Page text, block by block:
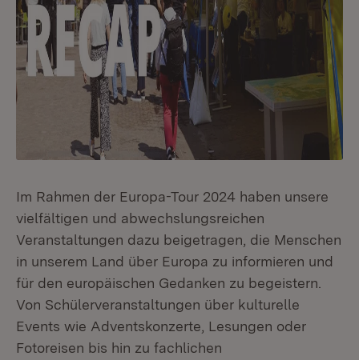
Im Rahmen der Europa-Tour 2024 haben unsere
vielfältigen und abwechslungsreichen
Veranstaltungen dazu beigetragen, die Menschen
in unserem Land über Europa zu informieren und
für den europäischen Gedanken zu begeistern.
Von Schülerveranstaltungen über kulturelle
Events wie Adventskonzerte, Lesungen oder
Fotoreisen bis hin zu fachlichen